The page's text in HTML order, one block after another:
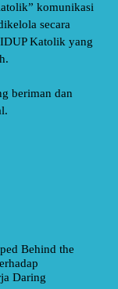
komunikasi
secara
Katolik yang
beriman dan
Behind the
Daring